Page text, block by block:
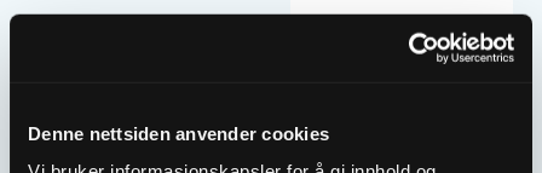
Denne nettsiden anvender cookies
UTLØP
5635536 5635704